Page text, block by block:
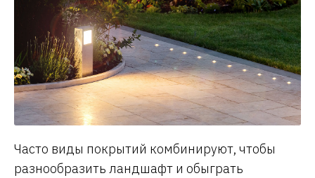
Часто виды покрытий комбинируют, чтобы
разнообразить ландшафт и обыграть